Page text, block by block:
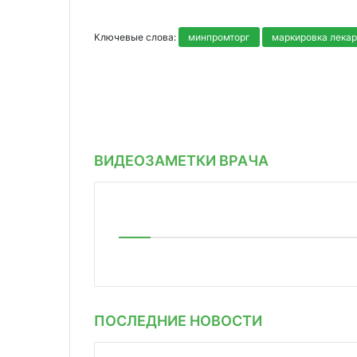
Ключевые слова: минпромторг маркировка
ВИДЕОЗАМЕТКИ ВРАЧА
ПОСЛЕДНИЕ НОВОСТИ